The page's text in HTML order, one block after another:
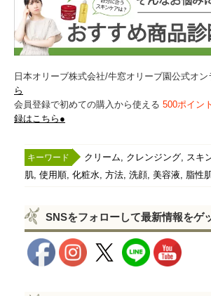
日本オリーブ株式会社/牛窓オリーブ園公式オ
ら
会員登録で初めての購入から使える 500ポイン
録はこちら●
クリーム クレンジング スキ
肌 使用順 化粧水 方法 洗顔 美容液 脂性
SNSをフォローして最新情報をゲ